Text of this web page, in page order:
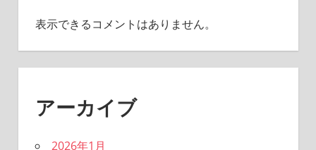
表示できるコメントはありません。
アーカイブ
2026年1月